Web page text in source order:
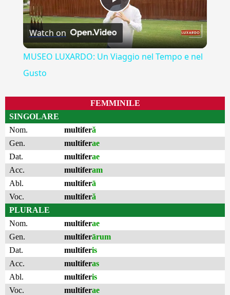
Play
Video
Watch on
MUSEO LUXARDO: Un Viaggio nel Tempo e nel
Gusto
FEMMINILE
SINGOLARE
Nom.
multiferă
Gen.
multiferae
Dat.
multiferae
Acc.
multiferam
Abl.
multiferā
Voc.
multiferă
PLURALE
Nom.
multiferae
Gen.
multiferārum
Dat.
multiferis
Acc.
multiferas
Abl.
multiferis
Voc.
multiferae